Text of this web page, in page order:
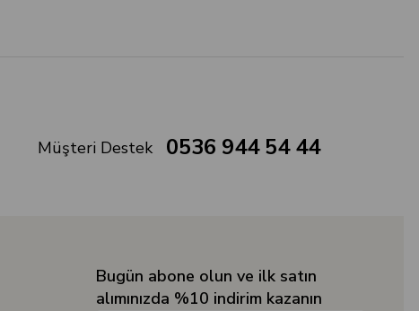
Müşteri Destek 0536 944 54 44
Bugün abone olun ve ilk satın
alımınızda %10 indirim kazanın